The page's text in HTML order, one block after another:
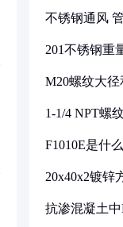
不锈钢通风
201不锈钢重
M20螺纹大
1-1/4 NPT螺
F1010E是什
20x40x2镀锌
抗渗混凝土